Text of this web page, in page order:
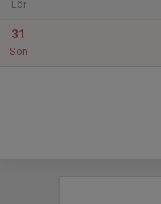
Lör
31
Sön